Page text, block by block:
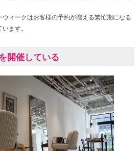
ィークはお客様の予約が増える繁忙期になる
ます。
開催している